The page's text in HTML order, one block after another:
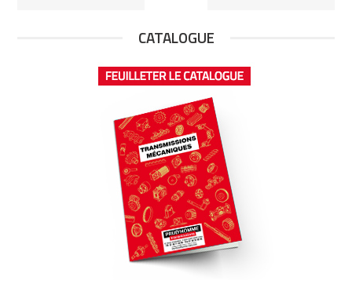
CATALOGUE